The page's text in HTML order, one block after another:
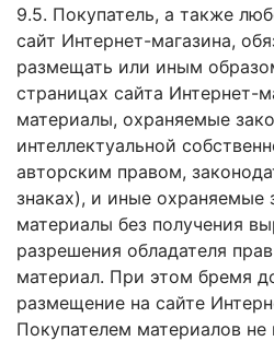
9.5. Покупатель, а также
сайт Интернет-магазина,
размещать или иным
страницах сайта Интернет-
материалы, охраняемые
интеллектуальной
авторским правом,
знаках), и иные охраняемые
материалы без получения
разрешения обладателя
материал. При этом бремя
размещение на сайте
Покупателем материалов не